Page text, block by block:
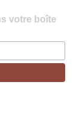
votre boîte